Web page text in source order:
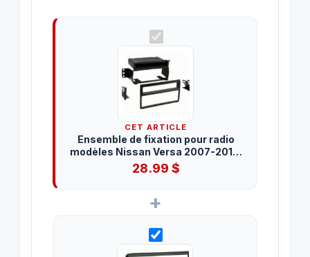
CET ARTICLE
Ensemble de fixation pour radio
modèles Nissan Versa 2007-2011 /
Nissan 2011-2014 (99-7610B)
28.99 $
+